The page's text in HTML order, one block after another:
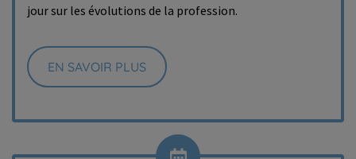
jour sur les évolutions de la profession.
EN SAVOIR PLUS